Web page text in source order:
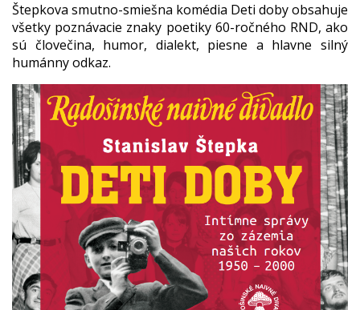
Štepkova smutno-smiešna komédia Deti doby obsahuje
všetky poznávacie znaky poetiky 60-ročného RND, ako
sú človečina, humor, dialekt, piesne a hlavne silný
humánny odkaz.